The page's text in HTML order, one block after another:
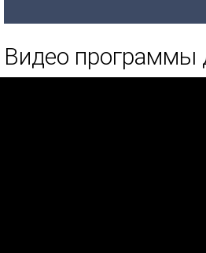
Видео программы